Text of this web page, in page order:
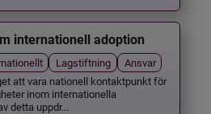
internationell adoption
Lagstiftning
Ansvar
att vara nationell kontaktpunkt för
inom internationella
detta uppdr...